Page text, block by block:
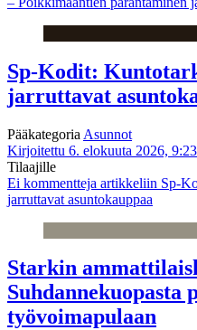
Sp-Kodit:
jarruttavat
Pääkategoria Asunnot
Kirjoitettu 6. elokuuta 2026, 9:23
Tilaajille
Ei kommentteja artikkeliin Sp-
jarruttavat asuntokauppaa
Starkin
Suhdannekuopasta
työvoimapulaan